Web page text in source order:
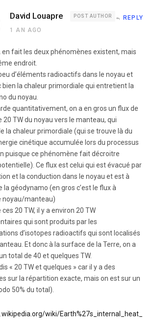
David Louapre POST AUTHOR
1 AN AGO
REPLY
en fait les deux phénomènes existent, mais
endroit.
peu d’éléments radioactifs dans le noyau et
bien la chaleur primordiale qui entretient la
du noyau.
quantitativement, on a en gros un flux de
20 TW du noyau vers le manteau, qui
la chaleur primordiale (qui se trouve là du
cinétique accumulée lors du processus
puisque ce phénomène fait décroitre
Ce flux est celui qui est évacué par
et la conduction dans le noyau et est à
la géodynamo (en gros c’est le flux à
noyau/manteau)
ces 20 TW, il y a environ 20 TW
qui sont produits par les
d’isotopes radioactifs qui sont localisés
Et donc à la surface de la Terre, on a
total de 40 et quelques TW.
« 20 TW et quelques » car il y a des
sur la répartition exacte, mais on est sur un
50% du total).
wiki/Earth%27s_internal_heat_